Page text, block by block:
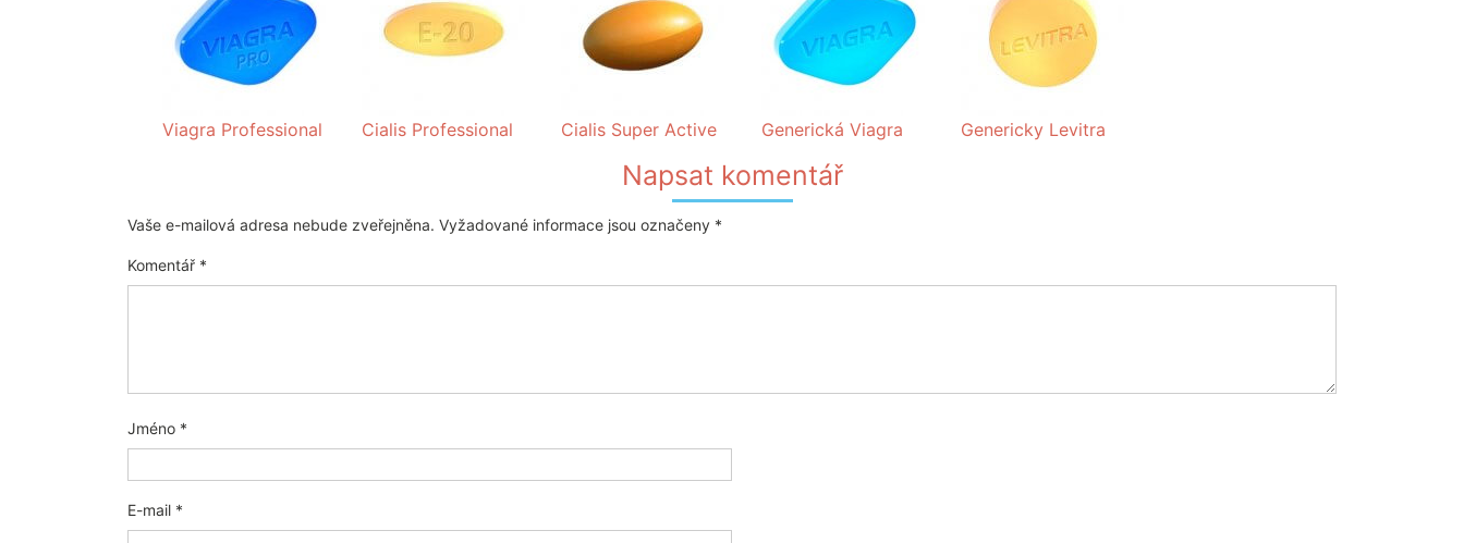
Viagra Professional Cialis Professional Cialis Super Active Generická Viagra Genericky Levitra
Napsat komentář
Vaše e-mailová adresa nebude zveřejněna. Vyžadované informace jsou označeny *
Komentář *
Jméno *
E-mail *